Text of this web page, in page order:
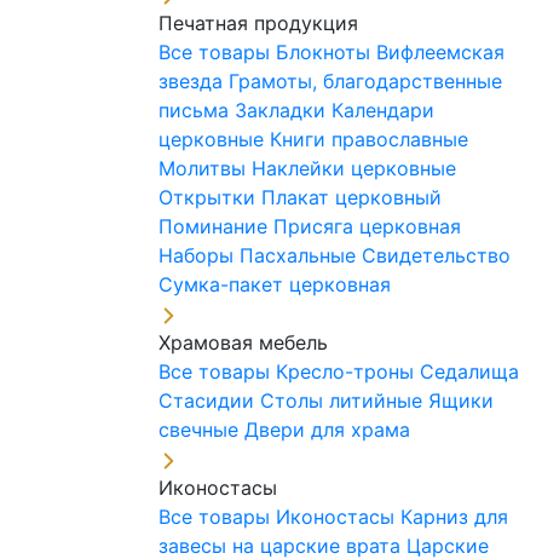
Печатная продукция
Все товары Блокноты Вифлеемская
звезда Грамоты, благодарственные
письма Закладки Календари
церковные Книги православные
Молитвы Наклейки церковные
Открытки Плакат церковный
Поминание Присяга церковная
Наборы Пасхальные Свидетельство
Сумка-пакет церковная
Храмовая мебель
Все товары Кресло-троны Седалища
Стасидии Столы литийные Ящики
свечные Двери для храма
Иконостасы
Все товары Иконостасы Карниз для
завесы на царские врата Царские